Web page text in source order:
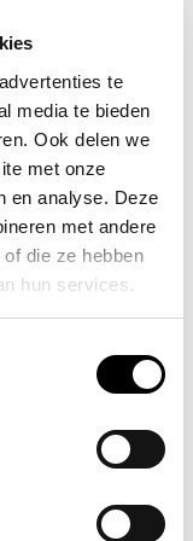
te
media te bieden
Ook delen we
met onze
en analyse. Deze
met andere
die ze hebben
hun services.